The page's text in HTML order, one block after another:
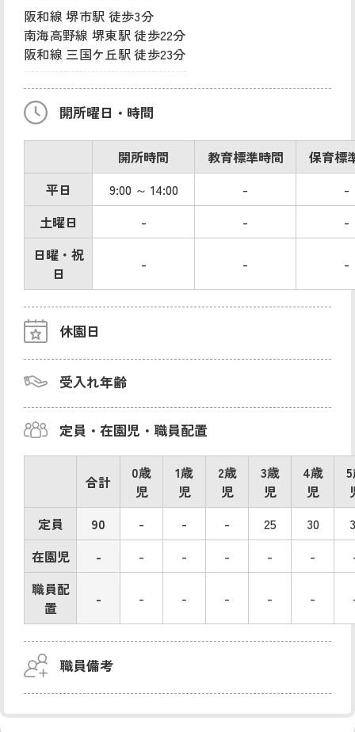
阪和線 堺市駅 徒歩3分
南海高野線 堺東駅 徒歩22分
阪和線 三国ケ丘駅 徒歩23分
開所曜日・時間
開所時間 教育標準時間
保育標
平日
9:00 ～ 14:00 -
-
土曜日
- -
-
日曜・祝
日
- - -
休園日
受入れ年齢
定員・在園児・職員配置
合計
0歳
児
1歳
児
2歳
児
3歳
児
4歳
児
定員
90 - - - 25 30
在園児
- - - - - -
職員配
置
- - - - - -
職員備考